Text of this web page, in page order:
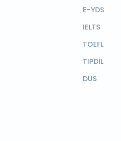
E-YDS
IELTS
TOEFL
TIPDİL
DUS